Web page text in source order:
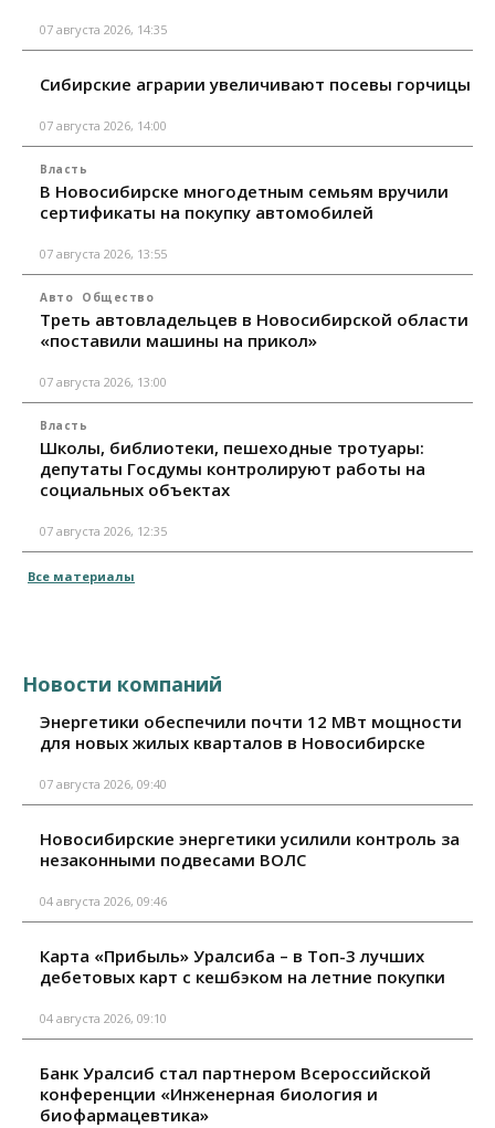
07 августа 2026, 14:35
Сибирские аграрии увеличивают посевы горчицы
07 августа 2026, 14:00
Власть
В Новосибирске многодетным семьям вручили
сертификаты на покупку автомобилей
07 августа 2026, 13:55
Авто Общество
Треть автовладельцев в Новосибирской области
«поставили машины на прикол»
07 августа 2026, 13:00
Власть
Школы, библиотеки, пешеходные тротуары:
депутаты Госдумы контролируют работы на
социальных объектах
07 августа 2026, 12:35
Все материалы
Новости компаний
Энергетики обеспечили почти 12 МВт мощности
для новых жилых кварталов в Новосибирске
07 августа 2026, 09:40
Новосибирские энергетики усилили контроль за
незаконными подвесами ВОЛС
04 августа 2026, 09:46
Карта «Прибыль» Уралсиба – в Топ-3 лучших
дебетовых карт с кешбэком на летние покупки
04 августа 2026, 09:10
Банк Уралсиб стал партнером Всероссийской
конференции «Инженерная биология и
биофармацевтика»